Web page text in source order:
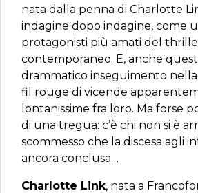
nata dalla penna di Charlotte
indagine dopo indagine, come
protagonisti più amati del
contemporaneo. E, anche
drammatico inseguimento nella
fil rouge di vicende
lontanissime fra loro. Ma forse
di una tregua: c’è chi non si è
scommesso che la discesa agli
ancora conclusa…
Charlotte Link, nata a